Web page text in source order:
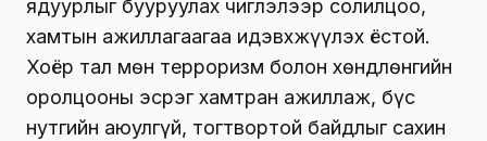
ядуурлыг бууруулах чиглэлээр солилцоо,
хамтын ажиллагаагаа идэвхжүүлэх ёстой.
Хоёр тал мөн терроризм болон хөндлөнгийн
оролцооны эсрэг хамтран ажиллаж, бүс
нутгийн аюулгүй, тогтвортой байдлыг сахин